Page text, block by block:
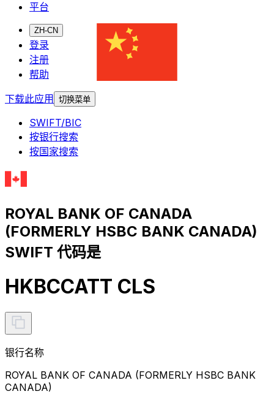
平台
ZH-CN
登录
注册
帮助
下载此应用
切换菜单
SWIFT/BIC
按银行搜索
按国家搜索
ROYAL BANK OF CANADA
(FORMERLY HSBC BANK CANADA)
SWIFT 代码是
HKBCCATT CLS
银行名称
ROYAL BANK OF CANADA (FORMERLY HSBC BANK
CANADA)